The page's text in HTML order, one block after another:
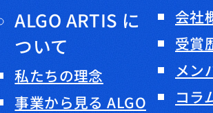
ALGO ARTIS に
ついて
私たちの理念
事業から見る ALGO
会社
受賞
メン
コラ